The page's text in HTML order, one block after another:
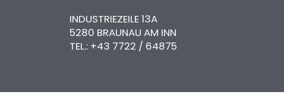
INDUSTRIEZEILE 13A
5280 BRAUNAU AM INN
TEL.: +43 7722 / 64875